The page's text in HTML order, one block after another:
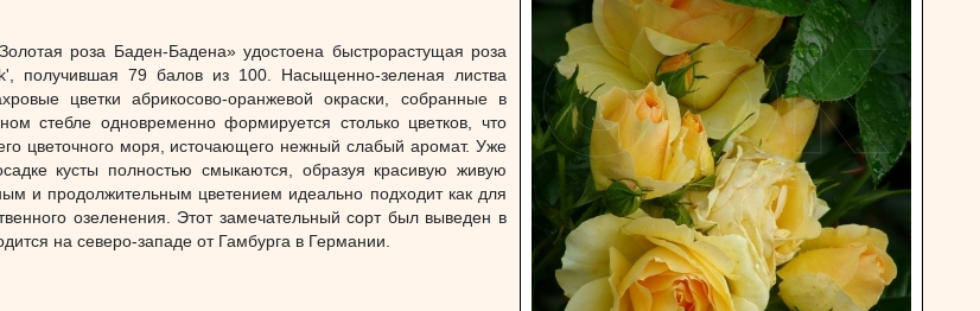
роза Баден-Бадена» удостоена быстрорастущая роза
получившая 79 балов из 100. Насыщенно-зеленая листва
цветки абрикосово-оранжевой окраски, собранные в
стебле одновременно формируется столько цветков, что
цветочного моря, источающего нежный слабый аромат. Уже
кусты полностью смыкаются, образуя красивую живую
и продолжительным цветением идеально подходит как для
озеленения. Этот замечательный сорт был выведен в
на северо-западе от Гамбурга в Германии.